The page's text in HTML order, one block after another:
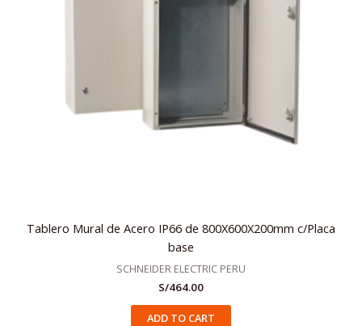
Tablero Mural de Acero IP66 de 800X600X200mm c/Placa
base
SCHNEIDER ELECTRIC PERU
S/464.00
ADD TO CART